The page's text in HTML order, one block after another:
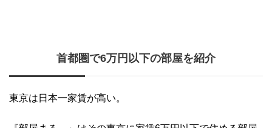
首都圏で6万円以下の部屋を紹介
東京は日本一家賃が高い。